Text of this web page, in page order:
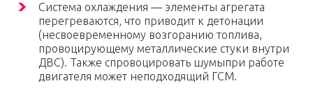
Система охлаждения — элементы агрегата
перегреваются, что приводит к детонации
(несвоевременному возгоранию топлива,
провоцирующему металлические стуки внутри
ДВС). Также спровоцировать шумыпри работе
двигателя может неподходящий ГСМ.